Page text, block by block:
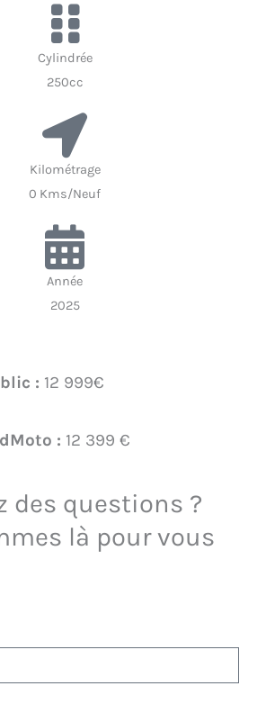
Cylindrée
250cc
Kilométrage
0 Kms/Neuf
Année
2025
: 12 999€
: 12 399 €
des questions ?
là pour vous